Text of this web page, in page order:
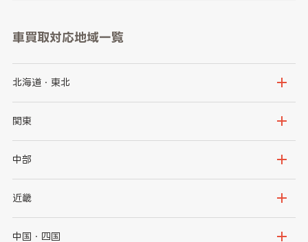
車買取対応地域一覧
北海道・東北
北海道
岩手県
秋田県
関東
茨城県
群馬県
千葉県
中部
新潟県
石川県
近畿
大阪府
中国・四国